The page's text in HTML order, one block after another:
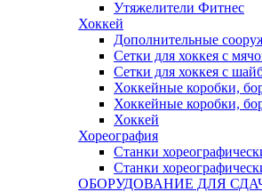
Утяжелители Фитнес
Хоккей
Дополнительные
Сетки для хоккея с
Сетки для хоккея с
Хоккейные коробки,
Хоккейные коробки,
Хоккей
Хореография
Станки
Станки
ОБОРУДОВАНИЕ ДЛЯ